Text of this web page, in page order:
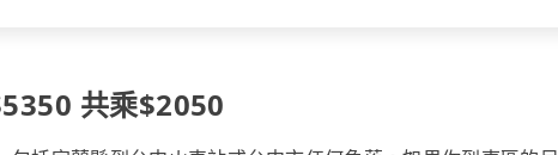
共乘$2050